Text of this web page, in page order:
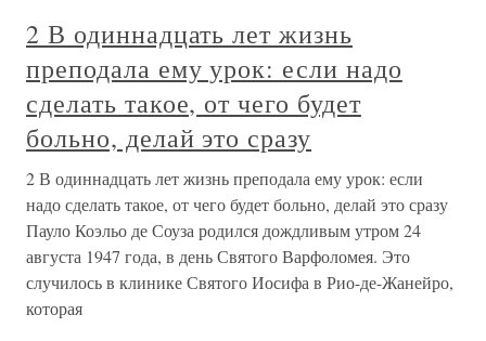
2 В одиннадцать лет жизнь
преподала ему урок: если надо
сделать такое, от чего будет
больно, делай это сразу
2 В одиннадцать лет жизнь преподала ему урок: если
надо сделать такое, от чего будет больно, делай это сразу
Пауло Коэльо де Соуза родился дождливым утром 24
августа 1947 года, в день Святого Варфоломея. Это
случилось в клинике Святого Иосифа в Рио-де-Жанейро,
которая